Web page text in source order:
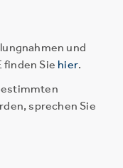
und
finden Sie hier.
sprechen Sie